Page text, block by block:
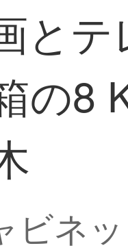
と
の8
ビネ